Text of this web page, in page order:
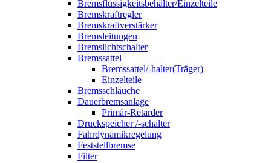
Bremsflüssigkeitsbehälter/Einzelteile
Bremskraftregler
Bremskraftverstärker
Bremsleitungen
Bremslichtschalter
Bremssattel
Bremssattel/-halter(Träger)
Einzelteile
Bremsschläuche
Dauerbremsanlage
Primär-Retarder
Druckspeicher /-schalter
Fahrdynamikregelung
Feststellbremse
Filter